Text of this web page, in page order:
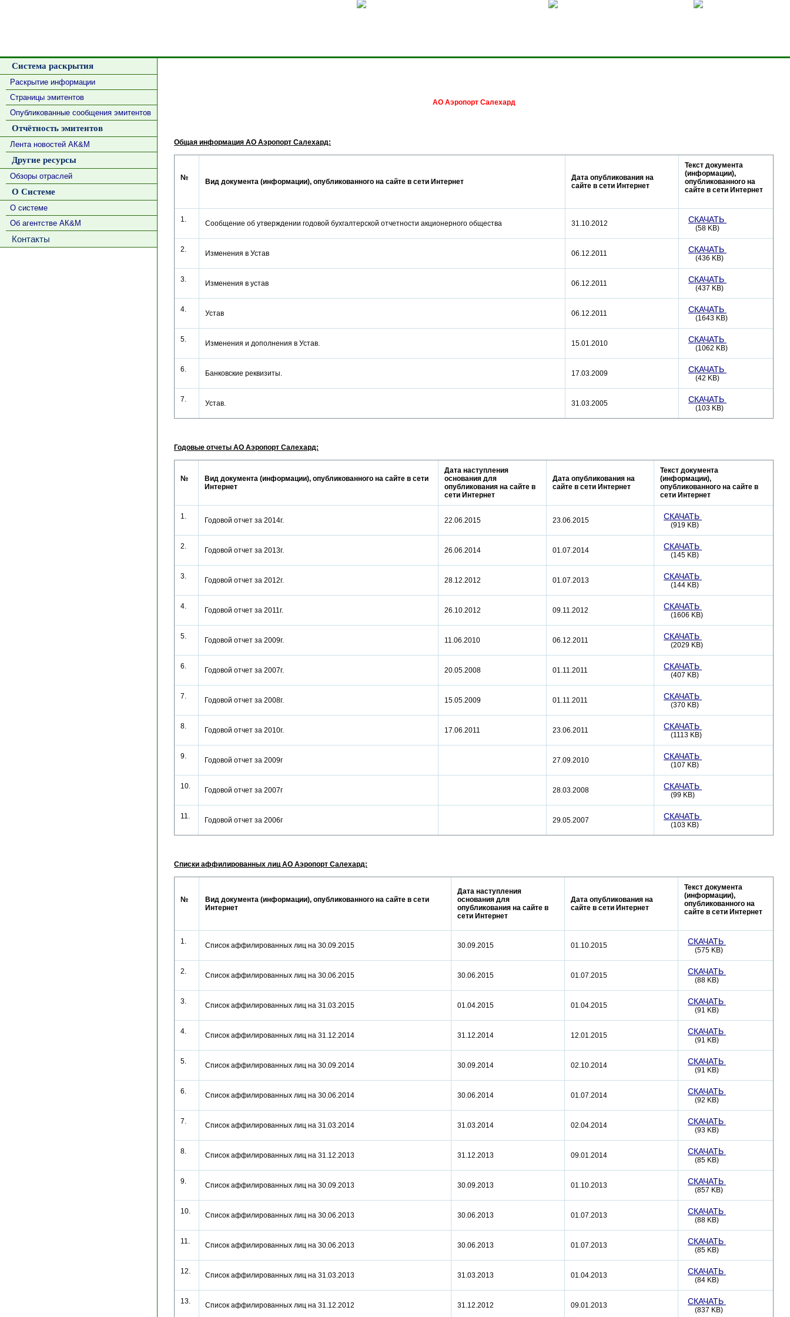
Система раскрытия
Раскрытие информации
Страницы эмитентов
Опубликованные сообщения эмитентов
Отчётность эмитентов
Лента новостей АК&М
Другие ресурсы
Обзоры отраслей
О Системе
О системе
Об агентстве АК&М
Контакты
АО Аэропорт Салехард
Общая информация АО Аэропорт Салехард:
№ Вид документа (информации), опубликованного на сайте в сети Интернет
Дата опубликования на
сайте в сети Интернет
Текст документа
(информации),
опубликованного на
сайте в сети Интернет
1. Сообщение об утверждении годовой бухгалтерской отчетности акционерного общества 31.10.2012 СКАЧАТЬ
(58 KB)
2. Изменения в Устав 06.12.2011 СКАЧАТЬ
(436 KB)
3. Изменения в устав 06.12.2011 СКАЧАТЬ
(437 KB)
4. Устав 06.12.2011 СКАЧАТЬ
(1643 KB)
5. Изменения и дополнения в Устав. 15.01.2010 СКАЧАТЬ
(1062 KB)
6. Банковские реквизиты. 17.03.2009 СКАЧАТЬ
(42 KB)
7. Устав. 31.03.2005 СКАЧАТЬ
(103 KB)
Годовые отчеты АО Аэропорт Салехард:
№
Вид документа (информации), опубликованного на сайте в сети
Интернет
Дата наступления
основания для
опубликования на сайте в
сети Интернет
Дата опубликования на
сайте в сети Интернет
Текст документа
(информации),
опубликованного на сайте в
сети Интернет
1. Годовой отчет за 2014г. 22.06.2015 23.06.2015 СКАЧАТЬ
(919 KB)
2. Годовой отчет за 2013г. 26.06.2014 01.07.2014 СКАЧАТЬ
(145 KB)
3. Годовой отчет за 2012г. 28.12.2012 01.07.2013 СКАЧАТЬ
(144 KB)
4. Годовой отчет за 2011г. 26.10.2012 09.11.2012 СКАЧАТЬ
(1606 KB)
5. Годовой отчет за 2009г. 11.06.2010 06.12.2011 СКАЧАТЬ
(2029 KB)
6. Годовой отчет за 2007г. 20.05.2008 01.11.2011 СКАЧАТЬ
(407 KB)
7. Годовой отчет за 2008г. 15.05.2009 01.11.2011 СКАЧАТЬ
(370 KB)
8. Годовой отчет за 2010г. 17.06.2011 23.06.2011 СКАЧАТЬ
(1113 KB)
9. Годовой отчет за 2009г 27.09.2010 СКАЧАТЬ
(107 KB)
10. Годовой отчет за 2007г 28.03.2008 СКАЧАТЬ
(99 KB)
11. Годовой отчет за 2006г 29.05.2007 СКАЧАТЬ
(103 KB)
Списки аффилированных лиц АО Аэропорт Салехард:
№
Вид документа (информации), опубликованного на сайте в сети
Интернет
Дата наступления
основания для
опубликования на сайте в
сети Интернет
Дата опубликования на
сайте в сети Интернет
Текст документа
(информации),
опубликованного на
сайте в сети Интернет
1. Список аффилированных лиц на 30.09.2015 30.09.2015 01.10.2015 СКАЧАТЬ
(575 KB)
2. Список аффилированных лиц на 30.06.2015 30.06.2015 01.07.2015 СКАЧАТЬ
(88 KB)
3. Список аффилированных лиц на 31.03.2015 01.04.2015 01.04.2015 СКАЧАТЬ
(91 KB)
4. Список аффилированных лиц на 31.12.2014 31.12.2014 12.01.2015 СКАЧАТЬ
(91 KB)
5. Список аффилированных лиц на 30.09.2014 30.09.2014 02.10.2014 СКАЧАТЬ
(91 KB)
6. Список аффилированных лиц на 30.06.2014 30.06.2014 01.07.2014 СКАЧАТЬ
(92 KB)
7. Список аффилированных лиц на 31.03.2014 31.03.2014 02.04.2014 СКАЧАТЬ
(93 KB)
8. Список аффилированных лиц на 31.12.2013 31.12.2013 09.01.2014 СКАЧАТЬ
(85 KB)
9. Список аффилированных лиц на 30.09.2013 30.09.2013 01.10.2013 СКАЧАТЬ
(857 KB)
10. Список аффилированных лиц на 30.06.2013 30.06.2013 01.07.2013 СКАЧАТЬ
(88 KB)
11. Список аффилированных лиц на 30.06.2013 30.06.2013 01.07.2013 СКАЧАТЬ
(85 KB)
12. Список аффилированных лиц на 31.03.2013 31.03.2013 01.04.2013 СКАЧАТЬ
(84 KB)
13. Список аффилированных лиц на 31.12.2012 31.12.2012 09.01.2013 СКАЧАТЬ
(837 KB)